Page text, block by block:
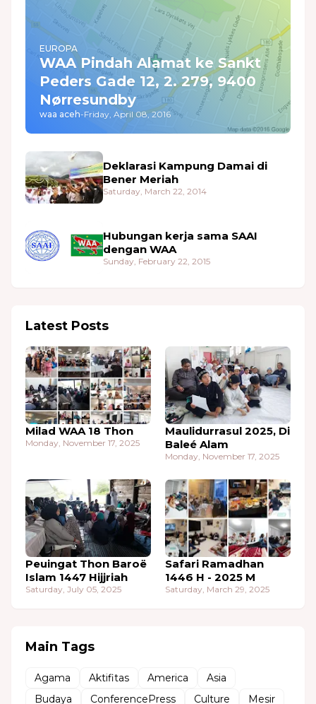
EUROPA
WAA Pindah Alamat ke Sankt
Peders Gade 12, 2. 279, 9400
Nørresundby
waa aceh-Friday, April 08, 2016
Deklarasi Kampung Damai di
Bener Meriah
Saturday, March 22, 2014
Hubungan kerja sama SAAI
dengan WAA
Sunday, February 22, 2015
Latest Posts
Milad WAA 18 Thon
Monday, November 17, 2025
Maulidurrasul 2025, Di
Baleé Alam
Monday, November 17, 2025
Peuingat Thon Baroë
Islam 1447 Hijjriah
Saturday, July 05, 2025
Safari Ramadhan
1446 H - 2025 M
Saturday, March 29, 2025
Main Tags
Agama Aktifitas America
Asia
Budaya
ConferencePress Culture
Mesir